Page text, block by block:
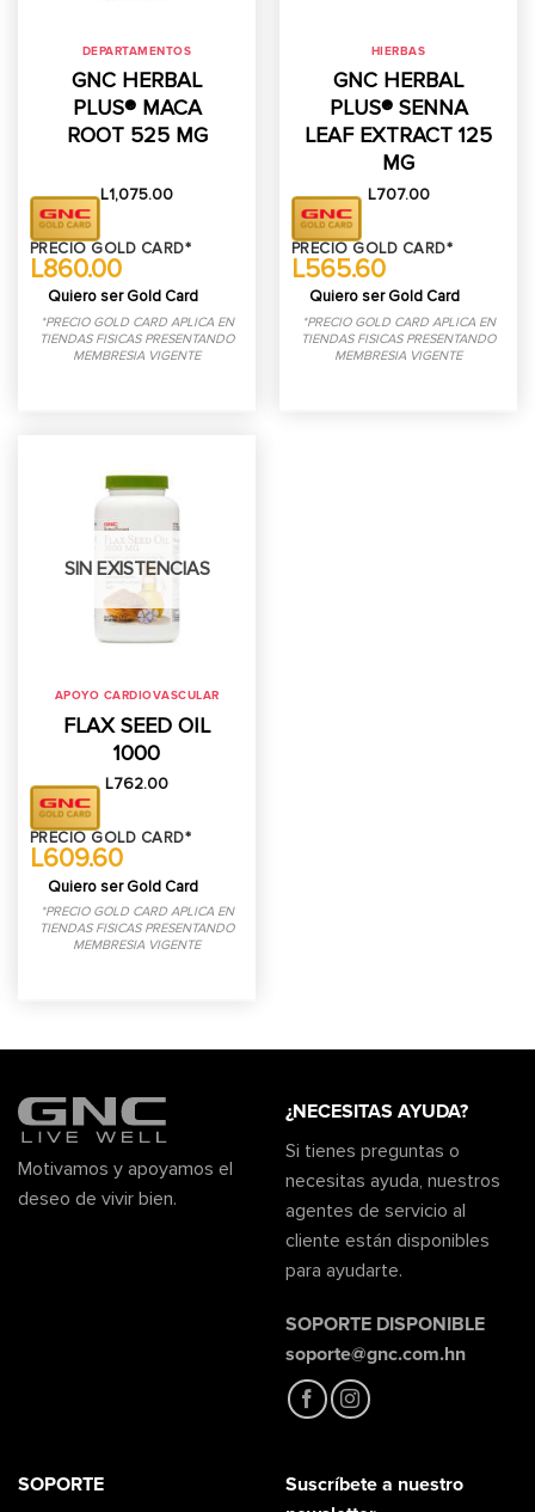
DEPARTAMENTOS
GNC HERBAL
PLUS® MACA
ROOT 525 MG
L1,075.00
PRECIO GOLD CARD*
L860.00
Quiero ser Gold Card
*PRECIO GOLD CARD APLICA EN
TIENDAS FISICAS PRESENTANDO
MEMBRESIA VIGENTE
HIERBAS
GNC HERBAL
PLUS® SENNA
LEAF EXTRACT 125
MG
L707.00
PRECIO GOLD CARD*
L565.60
Quiero ser Gold Card
*PRECIO GOLD CARD APLICA EN
TIENDAS FISICAS PRESENTANDO
MEMBRESIA VIGENTE
SIN EXISTENCIAS
APOYO CARDIOVASCULAR
FLAX SEED OIL
1000
L762.00
PRECIO GOLD CARD*
L609.60
Quiero ser Gold Card
*PRECIO GOLD CARD APLICA EN
TIENDAS FISICAS PRESENTANDO
MEMBRESIA VIGENTE
Motivamos y apoyamos el
deseo de vivir bien.
¿NECESITAS AYUDA?
Si tienes preguntas o
necesitas ayuda, nuestros
agentes de servicio al
cliente están disponibles
para ayudarte.
SOPORTE DISPONIBLE
soporte@gnc.com.hn
SOPORTE
Suscríbete a nuestro